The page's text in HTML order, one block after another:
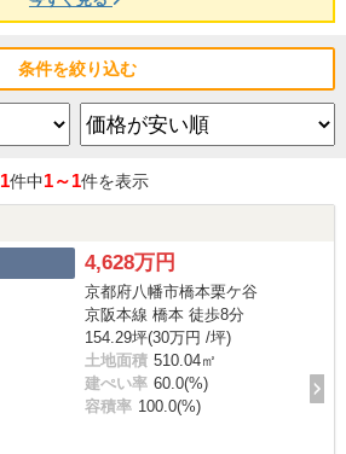
条件を絞り込む
1件中1～1件を表示
4,628万円
京都府八幡市橋本栗ケ谷
京阪本線 橋本 徒歩8分
154.29坪(30万円 /坪)
土地面積 510.04㎡
建ぺい率 60.0(%)
容積率 100.0(%)